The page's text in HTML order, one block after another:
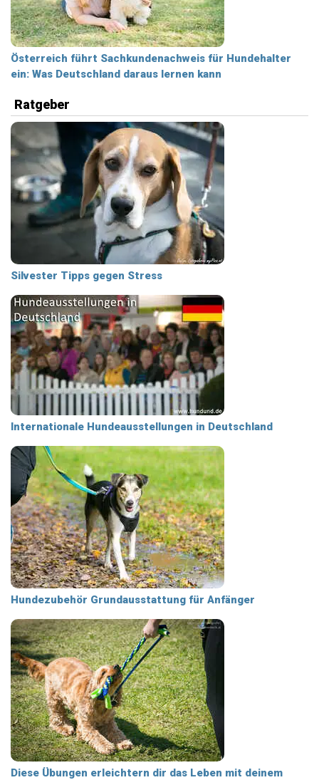
Österreich führt Sachkundenachweis für Hundehalter
ein: Was Deutschland daraus lernen kann
Ratgeber
Silvester Tipps gegen Stress
Internationale Hundeausstellungen in Deutschland
Hundezubehör Grundausstattung für Anfänger
Diese Übungen erleichtern dir das Leben mit deinem